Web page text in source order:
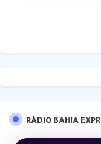
RÁDIO BAHIA